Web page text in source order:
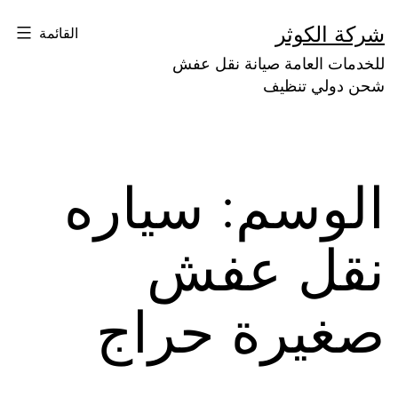
إلى
المحتوى
شركة الكوثر
للخدمات العامة صيانة نقل عفش
شحن دولي تنظيف
القائمة
الوسم: سياره
نقل عفش
صغيرة حراج